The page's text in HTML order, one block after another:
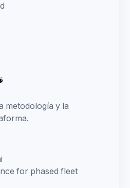
Reddit
metodología y la
for phased fleet